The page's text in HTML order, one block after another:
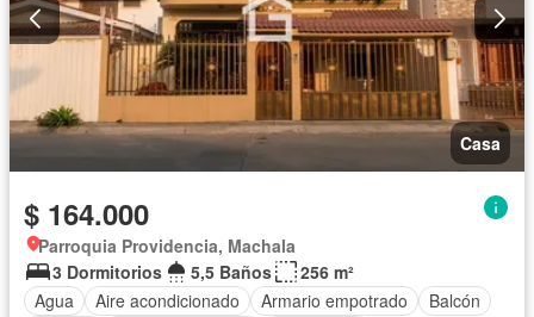
Casa
$ 164.000
Parroquia Providencia, Machala
3 Dormitorios
5,5 Baños
256 m²
Agua
Aire acondicionado Armario empotrado
Balcón